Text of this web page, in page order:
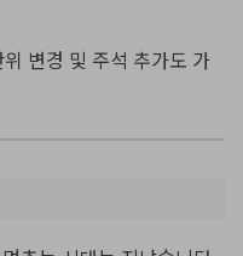
변경 및 주석 추가도 가